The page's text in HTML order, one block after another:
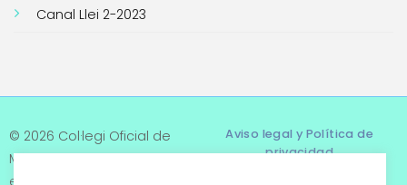
Canal Llei 2-2023
© 2026 Col·legi Oficial de
Metges de Tarragona. Tots
els drets reservats
Aviso legal y Política de
privacidad